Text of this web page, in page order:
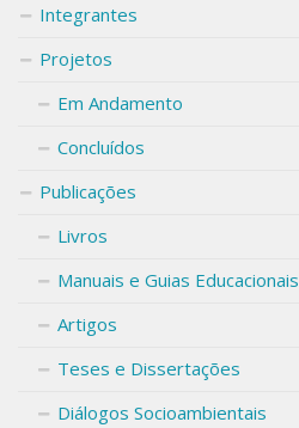
Integrantes
Projetos
Em Andamento
Concluídos
Publicações
Livros
Manuais e Guias Educacionais
Artigos
Teses e Dissertações
Diálogos Socioambientais